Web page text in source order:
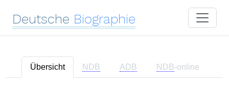
Deutsche Biographie
Übersicht NDB ADB NDB-online